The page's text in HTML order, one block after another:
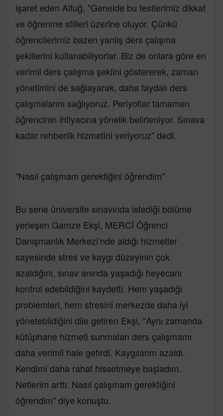
işaret eden Altuğ, "Genelde bu testlerimiz dikkat
ve öğrenme stilleri üzerine oluyor. Çünkü
öğrencilerimiz bazen yanlış ders çalışma
şekillerini kullanabiliyorlar. Biz de onlara göre en
verimli ders çalışma şeklini göstererek, zaman
yönetimini de sağlayarak, daha faydalı ders
çalışmalarını sağlıyoruz. Periyotlar tamamen
öğrencinin ihtiyacına yönelik belirleniyor. Sınava
kadar rehberlik hizmetini veriyoruz" dedi.
"Nasıl çalışmam gerektiğini öğrendim"
Bu sene üniversite sınavında istediği bölüme
yerleşen Gamze Ekşi, MERCİ Öğrenci
Danışmanlık Merkezi’nde aldığı hizmetler
sayesinde stres ve kaygı düzeyinin çok
azaldığını, sınav anında yaşadığı heyecanı
kontrol edebildiğini kaydetti. Hem yaşadığı
problemleri, hem stresini merkezde daha iyi
yönetebildiğini dile getiren Ekşi, "Aynı zamanda
kütüphane hizmeti sunmaları ders çalışmamı
daha verimli hale getirdi. Kaygılarım azaldı.
Kendimi daha rahat hissetmeye başladım.
Netlerim arttı. Nasıl çalışmam gerektiğini
öğrendim" diye konuştu.